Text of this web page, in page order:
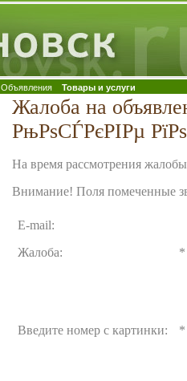
Объявления Товары и услуги
Жалоба на
РњРѕСЃРєРІРµ
На время рассмотрения
Внимание! Поля помеченные
E-mail:
Жалоба:
*
Введите номер с картинки: *